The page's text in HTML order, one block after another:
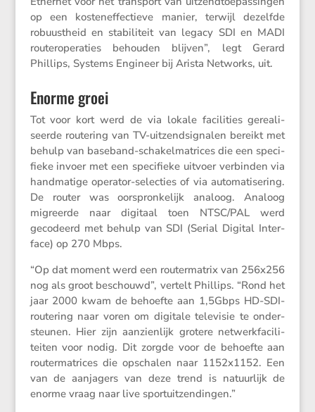
op een kosten­ef­fec­tieve manier, terwijl dezelfde
robuust­heid en stabi­li­teit van legacy SDI en MADI
router­o­pe­ra­ties behouden blijven”, legt Gerard
Phillips, Systems Engineer bij Arista Networks, uit.
Enorme groei
Tot voor kort werd de via lokale facili­ties gerea­li­
seerde route­ring van TV-uitzend­sig­nalen bereikt met
behulp van baseband-schakel­ma­trices die een speci­
fieke invoer met een speci­fieke uitvoer verbinden via
handma­tige operator-selec­ties of via automa­ti­se­ring.
De router was oorspron­ke­lijk analoog. Analoog
migreerde naar digitaal toen NTSC/​PAL werd
gecodeerd met behulp van SDI (Serial Digital Inter­
face) op 270 Mbps.
“Op dat moment werd een router­ma­trix van 256x256
nog als groot beschouwd”, vertelt Phillips. “Rond het
jaar 2000 kwam de behoefte aan 1,5Gbps HD-SDI-
route­ring naar voren om digitale televisie te onder­
steunen. Hier zijn aanzien­lijk grotere netwerk­fa­ci­li­
teiten voor nodig. Dit zorgde voor de behoefte aan
router­ma­trices die opschalen naar 1152x1152. Een
van de aanja­gers van deze trend is natuur­lijk de
enorme vraag naar live sportuitzendingen.”